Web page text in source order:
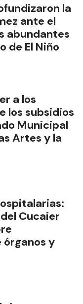
la
ante el
abundantes
de El Niño
a los
los subsidios
Municipal
Artes y la
Cucaier
y